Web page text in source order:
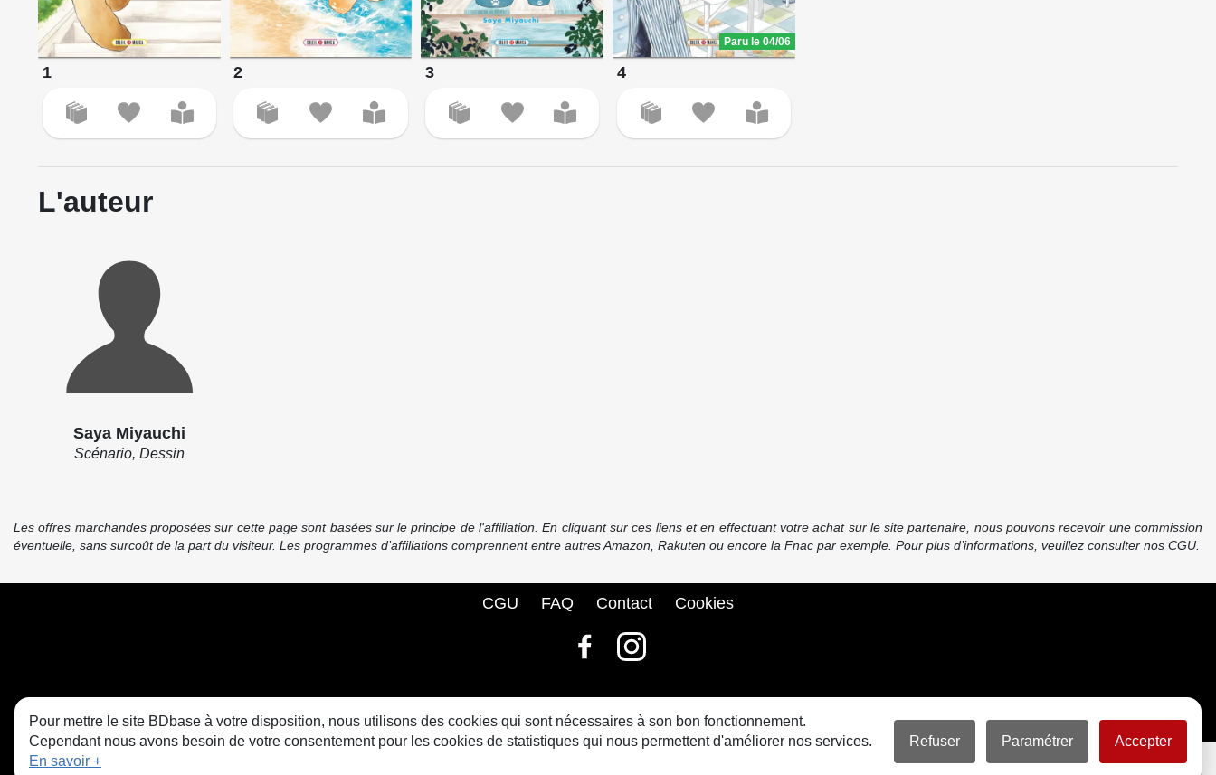
1 2 3
Paru le 04/06
4
L'auteur
Saya Miyauchi
Scénario, Dessin
Les offres marchandes proposées sur cette page sont basées sur le principe de l'affiliation. En cliquant sur ces liens et en effectuant votre achat sur le site partenaire, nous pouvons recevoir une commission
éventuelle, sans surcoût de la part du visiteur. Les programmes d’affiliations comprennent entre autres Amazon, Rakuten ou encore la Fnac par exemple. Pour plus d’informations, veuillez consulter nos CGU.
CGU FAQ Contact Cookies
© bdbase.fr 2026
Pour mettre le site BDbase à votre disposition, nous utilisons des cookies qui sont nécessaires à son bon fonctionnement.
Cependant nous avons besoin de votre consentement pour les cookies de statistiques qui nous permettent d'améliorer nos services.
En savoir +
Refuser Paramétrer Accepter